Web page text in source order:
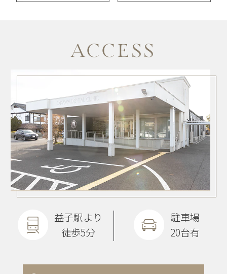
ACCESS
益子駅より
徒歩5分
駐車場
20台有